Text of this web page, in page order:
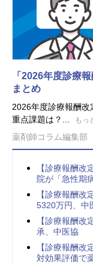
「2026年度診療
まとめ
2026年度診療報酬
重点課題は？...
もっ
薬剤師コラム編集部
【診療報酬
院が「急性期
【診療報酬
5320万円、中
【診療報酬改
承、中医協
【診療報酬改
対効果評価で